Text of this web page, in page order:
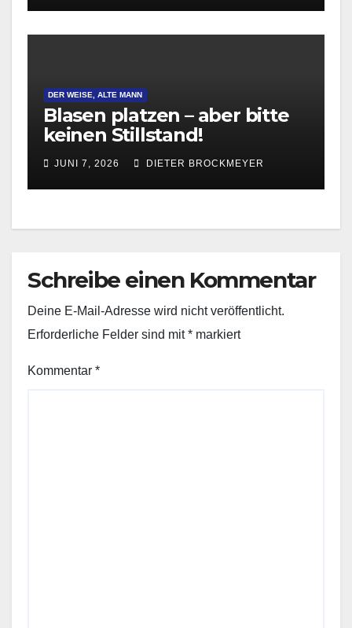
DER WEISE, ALTE MANN
Blasen platzen – aber bitte
keinen Stillstand!
JUNI 7, 2026 DIETER BROCKMEYER
Schreibe einen Kommentar
Deine E-Mail-Adresse wird nicht veröffentlicht.
Erforderliche Felder sind mit* markiert
Kommentar *